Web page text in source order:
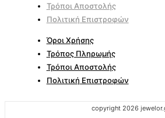
Τρόποι Αποστολής
Πολιτική Επιστροφών
Όροι Χρήσης
Τρόπος Πληρωμής
Τρόποι Αποστολής
Πολιτική Επιστροφών
copyright 2026